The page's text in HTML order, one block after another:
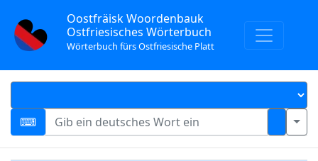
Oostfräisk Woordenbauk
Ostfriesisches Wörterbuch
Wörterbuch fürs Ostfriesische Platt